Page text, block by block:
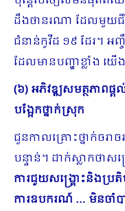
ដឹងថានរណា​ ដែលមួយ
ជំនាន់កូវីដ ១៩ ដែរ។
ដែលមានបញ្ហាខ្លាំង យើ
(៦) អភិវឌ្ឍសមត្ថភាពផ្ត
បង្អែកថ្នាក់ស្រុក
ជួនកាលគ្រោះថ្នាក់ចរា
បន្ទាន់។ ដាក់ស្លាកថាសង្
ការជួយសង្គ្រោះនិងប្រតិ
ការឧបករណ៍ … មិនចាំ​ប